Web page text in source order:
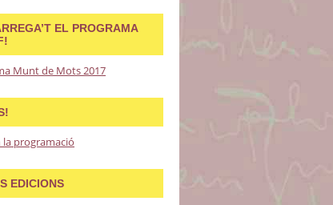
EL PROGRAMA
Munt de Mots 2017
la programació
EDICIONS